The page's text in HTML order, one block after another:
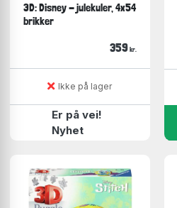
3D: Disney - julekuler, 4x54
brikker
359 kr.
Ikke på lager
Er på vei!
Nyhet